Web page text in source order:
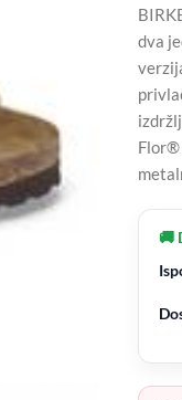
dva
Flor®
🚚